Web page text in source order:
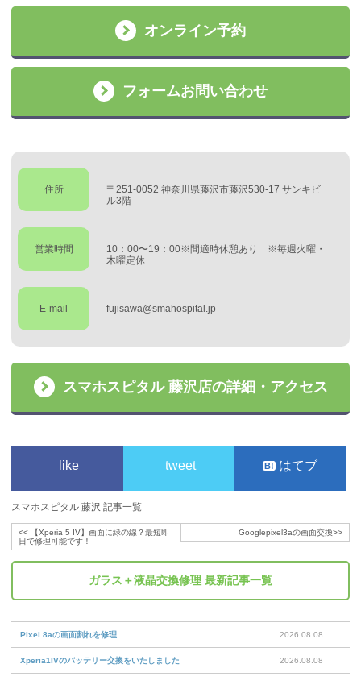
オンライン予約
フォームお問い合わせ
住所
〒251-0052 神奈川県藤沢市藤沢530-17 サンキビ
ル3階
営業時間
10：00〜19：00※間適時休憩あり ※毎週火曜・
木曜定休
E-mail fujisawa@smahospital.jp
スマホスピタル 藤沢店の詳細・アクセス
like tweet はてブ
スマホスピタル 藤沢 記事一覧
<<
【Xperia 5 IV】画面に緑の線？最短即
日で修理可能です！
Googlepixel3aの画面交換>>
ガラス＋液晶交換修理 最新記事一覧
Pixel 8aの画面割れを修理 2026.08.08
Xperia1IVのバッテリー交換をいたしました 2026.08.08